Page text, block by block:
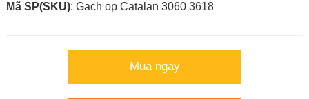
Mã SP(SKU): Gach op Catalan 3060 3618
Mua ngay